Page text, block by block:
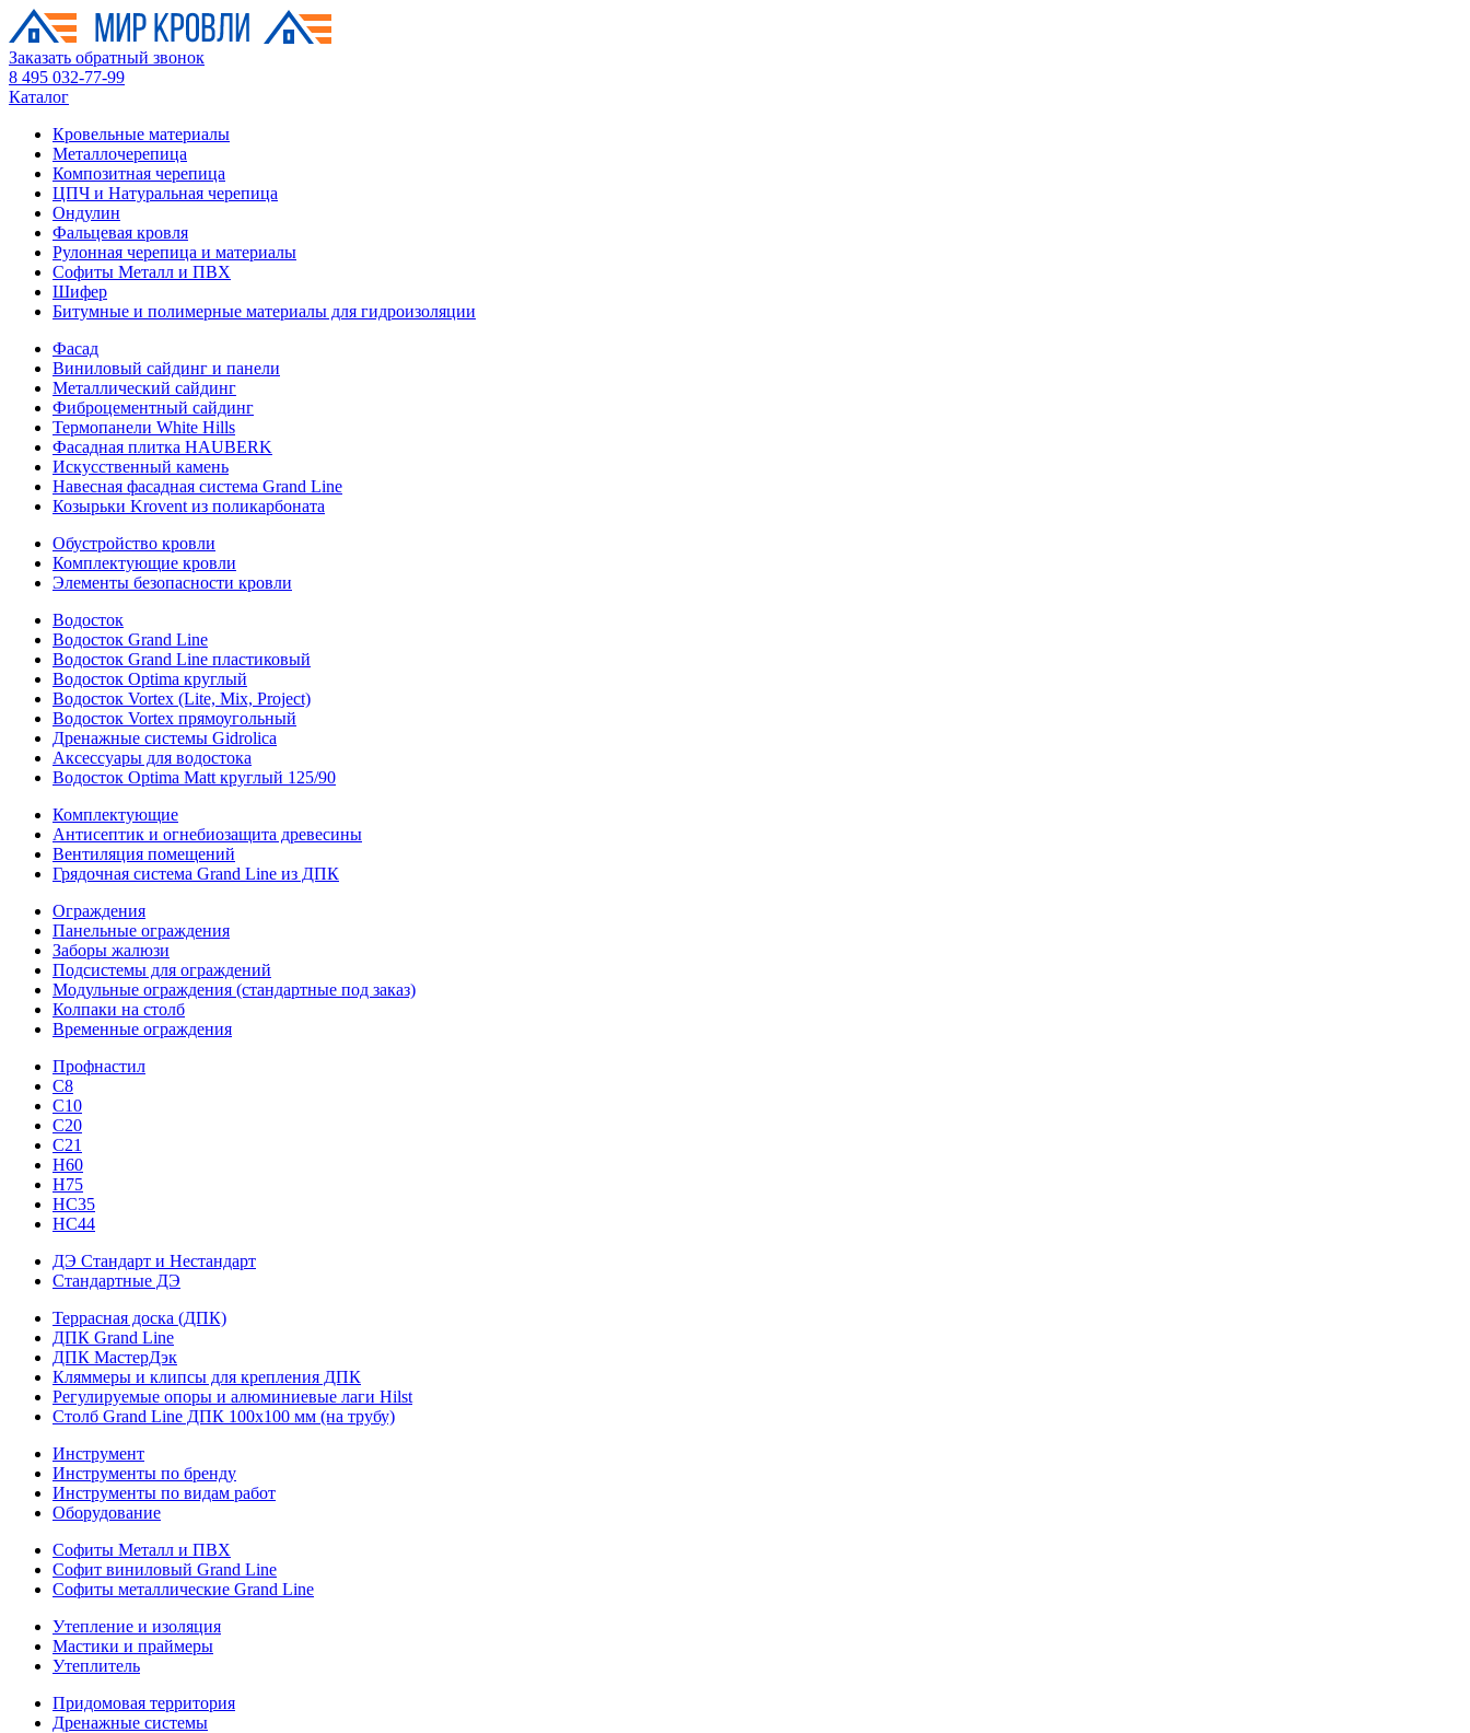
Заказать обратный звонок
8 495 032-77-99
Каталог
Кровельные материалы
Металлочерепица
Композитная черепица
ЦПЧ и Натуральная черепица
Ондулин
Фальцевая кровля
Рулонная черепица и материалы
Софиты Металл и ПВХ
Шифер
Битумные и полимерные материалы для гидроизоляции
Фасад
Виниловый сайдинг и панели
Металлический сайдинг
Фиброцементный сайдинг
Термопанели White Hills
Фасадная плитка HAUBERK
Искусственный камень
Навесная фасадная система Grand Line
Козырьки Krovent из поликарбоната
Обустройство кровли
Комплектующие кровли
Элементы безопасности кровли
Водосток
Водосток Grand Line
Водосток Grand Line пластиковый
Водосток Optima круглый
Водосток Vortex (Lite, Mix, Project)
Водосток Vortex прямоугольный
Дренажные системы Gidrolica
Аксессуары для водостока
Водосток Optima Matt круглый 125/90
Комплектующие
Антисептик и огнебиозащита древесины
Вентиляция помещений
Грядочная система Grand Line из ДПК
Ограждения
Панельные ограждения
Заборы жалюзи
Подсистемы для ограждений
Модульные ограждения (стандартные под заказ)
Колпаки на столб
Временные ограждения
Профнастил
С8
С10
С20
С21
H60
H75
HС35
НС44
ДЭ Стандарт и Нестандарт
Стандартные ДЭ
Террасная доска (ДПК)
ДПК Grand Line
ДПК МастерДэк
Кляммеры и клипсы для крепления ДПК
Регулируемые опоры и алюминиевые лаги Hilst
Столб Grand Line ДПК 100х100 мм (на трубу)
Инструмент
Инструменты по бренду
Инструменты по видам работ
Оборудование
Софиты Металл и ПВХ
Софит виниловый Grand Line
Софиты металлические Grand Line
Утепление и изоляция
Мастики и праймеры
Утеплитель
Придомовая территория
Дренажные системы